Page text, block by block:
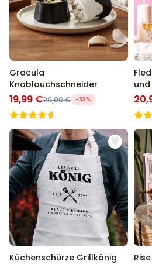
Gracula
Knoblauchschneider
19,99 €29,99 € -33%
Küchenschürze Grillkönig